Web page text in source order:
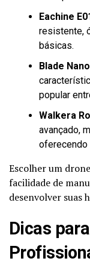
Eachine
resistente,
básicas.
Blade
popular
Walkera
avançado,
oferecendo
Escolher um
facilidade de
desenvolver suas
Dicas